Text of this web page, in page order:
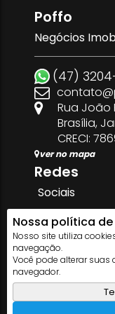
Nossa política
Nosso site utiliza
navegação.
Você pode alterar suas
navegador.
Poffo
Negócios
(47)
Rua João
Brasília,
CRECI:
ver no mapa
Redes
Sociais